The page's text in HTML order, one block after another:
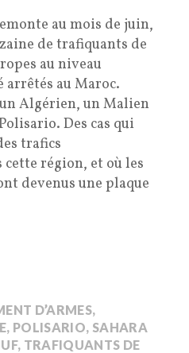
au mois de juin,
de trafiquants de
au niveau
au Maroc.
Algérien, un Malien
Des cas qui
trafics
région, et où les
devenus une plaque
D’ARMES,
, POLISARIO, SAHARA
, TRAFIQUANTS DE